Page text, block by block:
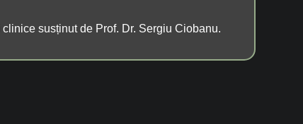
susținut de Prof. Dr. Sergiu Ciobanu.